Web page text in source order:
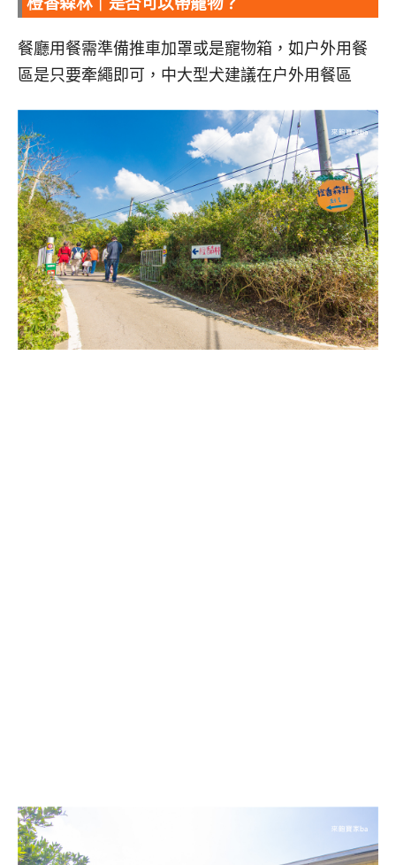
餐廳用餐需準備推車加罩或是寵物箱，如户外用餐
區是只要牽繩即可，中大型犬建議在户外用餐區